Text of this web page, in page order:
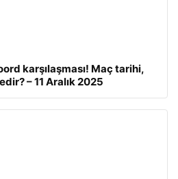
karşılaşması! Maç tarihi,
– 11 Aralık 2025